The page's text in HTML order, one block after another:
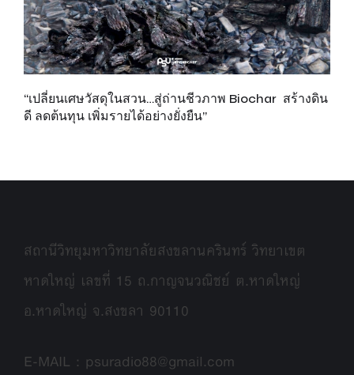
“เปลี่ยนเศษวัสดุในสวน…สู่ถ่านชีวภาพ Biochar สร้างดิน
ดี ลดต้นทุน เพิ่มรายได้อย่างยั่งยืน”
สถานีวิทยุมหาวิทยาลัยสงขลานครินทร์ วิทยาเขต
หาดใหญ่ เลขที่ 15 ถ.กาญจนวณิชย์ ต.หาดใหญ่
อ.หาดใหญ่ จ.สงขลา 90110
E-MAIL : psuradio88@gmail.com